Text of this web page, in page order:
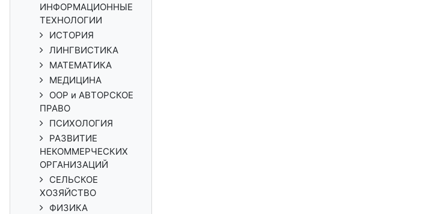
ИНФОРМАЦИОННЫЕ
ТЕХНОЛОГИИ
ИСТОРИЯ
ЛИНГВИСТИКА
МАТЕМАТИКА
МЕДИЦИНА
ООР и АВТОРСКОЕ
ПРАВО
ПСИХОЛОГИЯ
РАЗВИТИЕ
НЕКОММЕРЧЕСКИХ
ОРГАНИЗАЦИЙ
СЕЛЬСКОЕ
ХОЗЯЙСТВО
ФИЗИКА